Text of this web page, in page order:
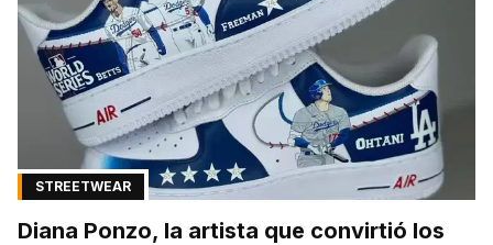
STREETWEAR
Diana Ponzo, la artista que convirtió los